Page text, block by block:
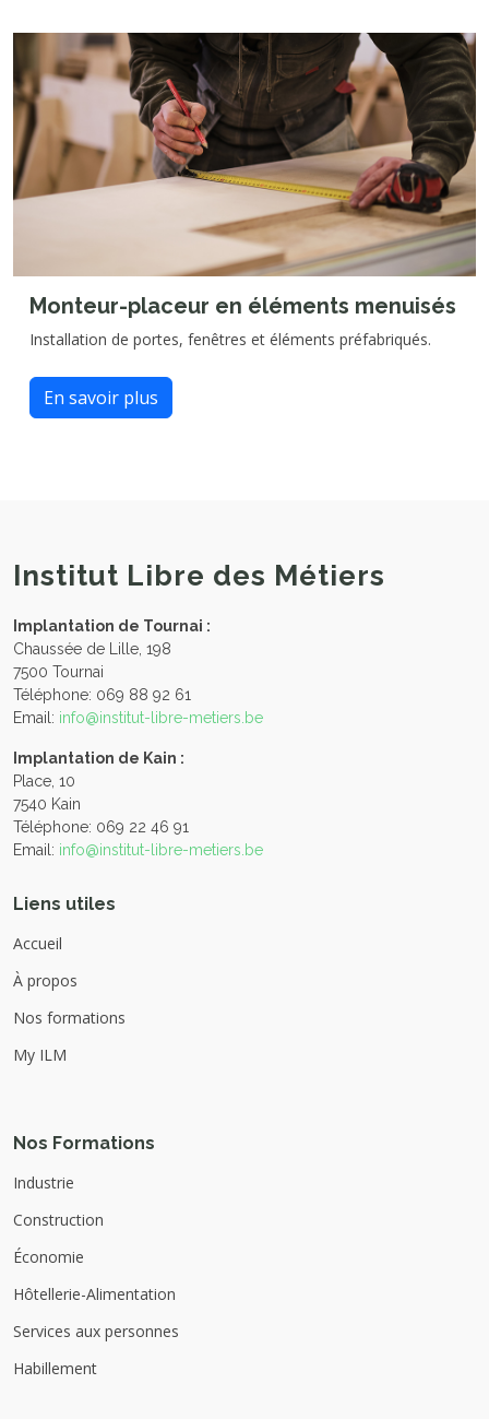
Monteur-placeur en éléments menuisés
Installation de portes, fenêtres et éléments préfabriqués.
En savoir plus
Institut Libre des Métiers
Implantation de Tournai :
Chaussée de Lille, 198
7500 Tournai
Téléphone: 069 88 92 61
Email: info@institut-libre-metiers.be
Implantation de Kain :
Place, 10
7540 Kain
Téléphone: 069 22 46 91
Email: info@institut-libre-metiers.be
Liens utiles
Accueil
À propos
Nos formations
My ILM
Nos Formations
Industrie
Construction
Économie
Hôtellerie-Alimentation
Services aux personnes
Habillement